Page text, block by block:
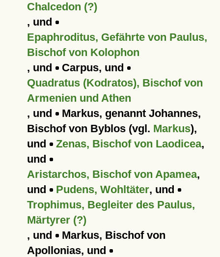
Chalcedon (?)
, und
Epaphroditus, Gefährte von Paulus,
Bischof von Kolophon
, und Carpus, und
Quadratus (Kodratos), Bischof von
Armenien und Athen
, und Markus, genannt Johannes,
Bischof von Byblos (vgl. Markus),
und
Zenas, Bischof von Laodicea,
und
Aristarchos, Bischof von Apamea,
und
Pudens, Wohltäter, und
Trophimus, Begleiter des Paulus,
Märtyrer (?)
, und Markus, Bischof von
Apollonias, und